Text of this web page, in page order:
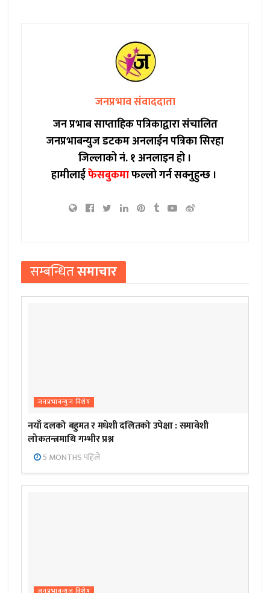
जनप्रभाव संवाददाता
जन प्रभाब साप्ताहिक पत्रिकाद्वारा संचालित
जनप्रभाबन्युज डटकम अनलाईन पत्रिका सिरहा
जिल्लाको नं. १ अनलाइन हो ।
हामीलाईफेसबुकमाफल्लो गर्न सक्नुहुन्छ ।
सम्बन्धितसमाचार
जनप्रभाबन्युज विशेष
नयाँ दलको बहुमत र मधेशी दलितको उपेक्षा : समावेशी
लोकतन्त्रमाथि गम्भीर प्रश्न
5 MONTHS पहिले